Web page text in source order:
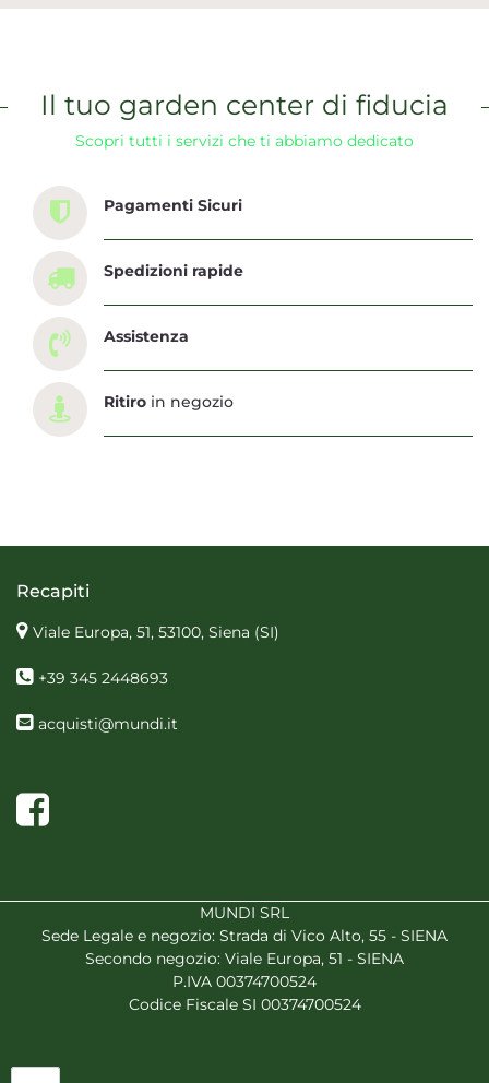
Il tuo garden center di fiducia
Scopri tutti i servizi che ti abbiamo dedicato
Pagamenti Sicuri
Spedizioni rapide
Assistenza
Ritiro in negozio
Recapiti
Viale Europa, 51, 53100, Siena (SI)
+39 345 2448693
acquisti@mundi.it
Facebook
MUNDI SRL
Sede Legale e negozio: Strada di Vico Alto, 55 - SIENA
Secondo negozio: Viale Europa, 51 - SIENA
P.IVA 00374700524
Codice Fiscale SI 00374700524